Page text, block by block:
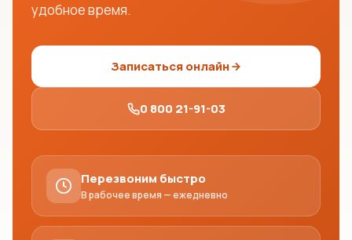
удобное время.
Записаться онлайн
0 800 21-91-03
Перезвоним быстро
В рабочее время — ежедневно